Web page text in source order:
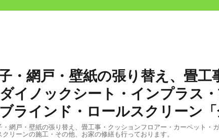
・網戸・壁紙の張り替え、畳
イノックシート・インプラス
ラインド・ロールスクリーン「
網戸・壁紙の張り替え、畳工事・クッションフロアー・カーペット
リーンの施工・その他、お家の修繕も行っております。